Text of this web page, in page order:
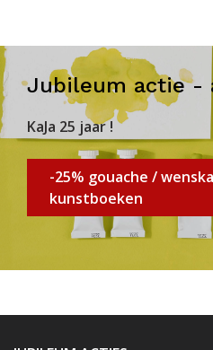
Jubileum actie -
KaJa 25 jaar !
-25% gouache /
kunstboeken